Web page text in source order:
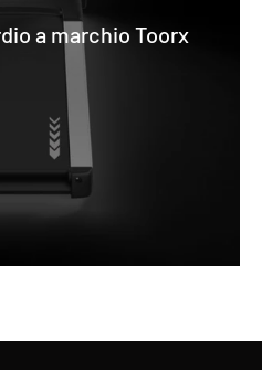
a marchio Toorx